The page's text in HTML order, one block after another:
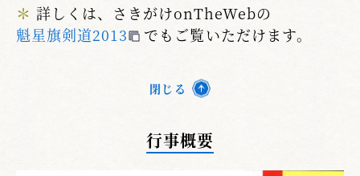
＊ 詳しくは、さきがけonTheWebの
魁星旗剣道2013
でもご覧いただけます。
閉じる
行事概要